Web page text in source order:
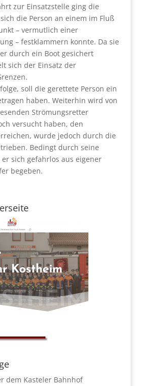
zur Einsatzstelle ging die
die Person an einem im Fluß
– vermutlich einer
– festklammern konnte. Da sie
durch ein Boot gesichert
sich der Einsatz der
soll die gerettete Person ein
haben. Weiterhin wird von
Strömungsretter
versucht haben, den
wurde jedoch durch die
Bedingt durch seine
sich gefahrlos aus eigener
begeben.
dem Kasteler Bahnhof